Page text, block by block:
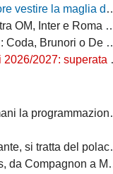
la maglia dell'Hellas»
con base fissata a 15mln"
Brunori o De Luca?"
quota 10mila tessere
delle prime giornate
del polacco Sezonienko
a Mulattieri"